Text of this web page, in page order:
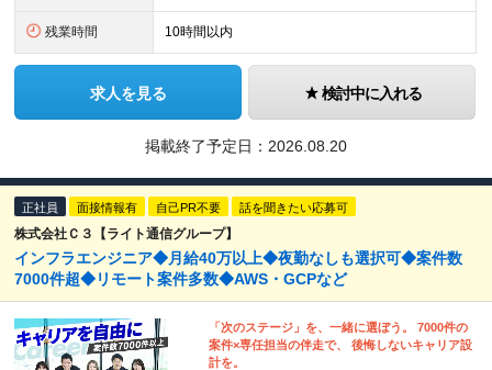
残業時間 10時間以内
求人を見る 検討中に入れる
掲載終了予定日： 2026.08.20
正社員 面接情報有 自己PR不要 話を聞きたい応募可
株式会社Ｃ３【ライト通信グループ】
インフラエンジニア◆月給40万以上◆夜勤なしも選択可◆案件数
7000件超◆リモート案件多数◆AWS・GCPなど
「次のステージ」を、一緒に選ぼう。 7000件の
案件×専任担当の伴走で、 後悔しないキャリア設
計を。